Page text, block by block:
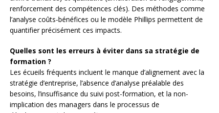
renforcement des compétences clés). Des méthodes comme
l’analyse coûts-bénéfices ou le modèle Phillips permettent de
quantifier précisément ces impacts.
Quelles sont les erreurs à éviter dans sa stratégie de
formation ?
Les écueils fréquents incluent le manque d’alignement avec la
stratégie d’entreprise, l’absence d’analyse préalable des
besoins, l’insuffisance du suivi post-formation, et la non-
implication des managers dans le processus de